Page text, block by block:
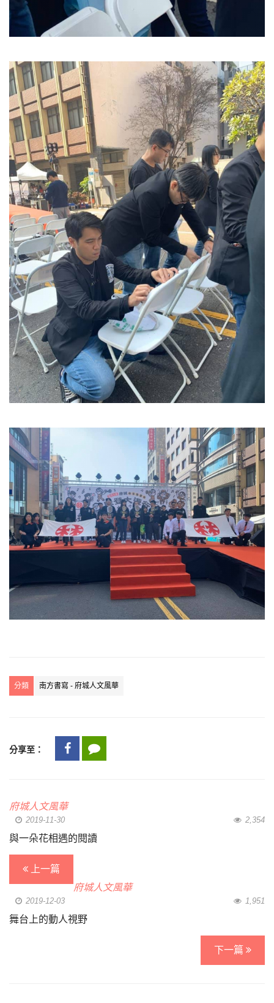
分類 南方書寫 - 府城人文風華
分享至：
府城人文風華
2019-11-30 2,354
與一朵花相遇的閱讀
上一篇
府城人文風華
2019-12-03 1,951
舞台上的動人視野
下一篇